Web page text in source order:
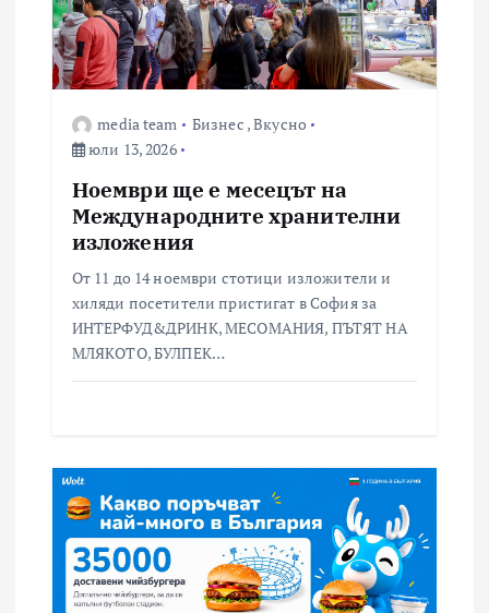
media team Бизнес ,Вкусно
юли 13, 2026
Ноември ще е месецът на
Международните хранителни
изложения
От 11 до 14 ноември стотици изложители и
хиляди посетители пристигат в София за
ИНТЕРФУД&ДРИНК, МЕСОМАНИЯ, ПЪТЯТ НА
МЛЯКОТО, БУЛПЕК…